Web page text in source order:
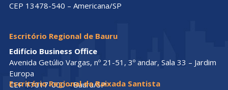
CEP 13478-540 – Americana/SP
Escritório Regional de Bauru
Edifício Business Office
Avenida Getúlio Vargas, nº 21-51, 3º andar, Sala 33 – Jardim
Europa
CEP 17017-000 – Bauru/SP
Escritório Regional da Baixada Santista